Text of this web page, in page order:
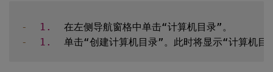
- 1.
-
1.